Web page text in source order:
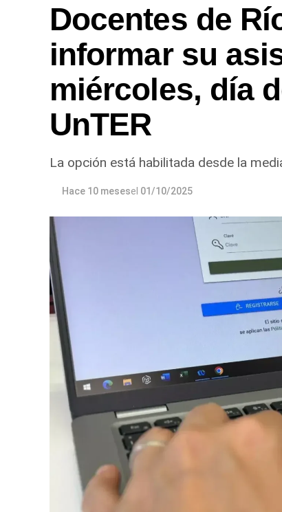
Docentes de
informar su
miércoles, día
UnTER
La opción está habilitada desde la
Hace 10 mesesel 01/10/2025